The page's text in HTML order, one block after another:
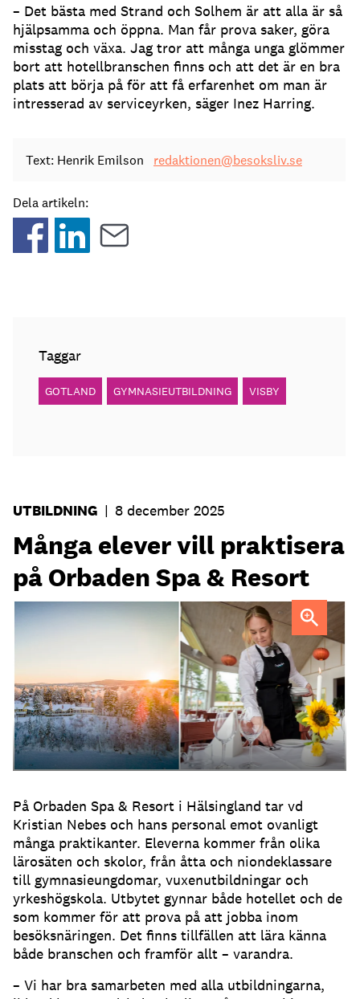
– Det bästa med Strand och Solhem är att alla är så
hjälpsamma och öppna. Man får prova saker, göra
misstag och växa. Jag tror att många unga glömmer
bort att hotellbranschen finns och att det är en bra
plats att börja på för att få erfarenhet om man är
intresserad av serviceyrken, säger Inez Harring.
Text: Henrik Emilson redaktionen@besoksliv.se
Dela artikeln:
Taggar
GOTLAND GYMNASIEUTBILDNING VISBY
UTBILDNING | 8 december 2025
Många elever vill praktisera
på Orbaden Spa & Resort
Orbaden Spa & Resort viil uppmuntra fler att ta emot
På Orbaden Spa & Resort i Hälsingland tar vd
Kristian Nebes och hans personal emot ovanligt
många praktikanter. Eleverna kommer från olika
lärosäten och skolor, från åtta och niondeklassare
till gymnasieungdomar, vuxenutbildningar och
yrkeshögskola. Utbytet gynnar både hotellet och de
som kommer för att prova på att jobba inom
besöksnäringen. Det finns tillfällen att lära känna
både branschen och framför allt – varandra.
– Vi har bra samarbeten med alla utbildningarna,